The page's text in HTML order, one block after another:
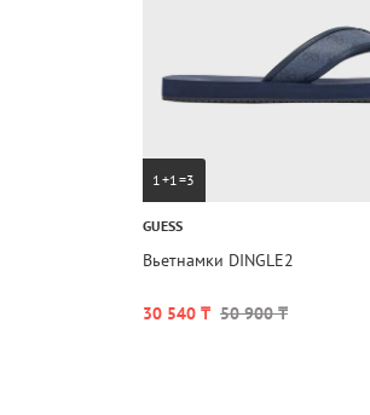
1+1=3
GUESS
Вьетнамки DINGLE2
30 540 ₸ 50 900 ₸